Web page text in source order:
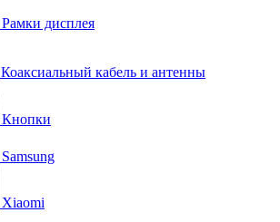
Рамки дисплея
Коаксиальный кабель и антенны
Кнопки
Samsung
Xiaomi